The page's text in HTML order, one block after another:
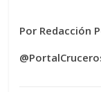
Por Redacción